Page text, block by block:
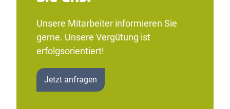
Unsere Mitarbeiter informieren Sie
gerne. Unsere Vergütung ist
erfolgsorientiert!
Jetzt anfragen